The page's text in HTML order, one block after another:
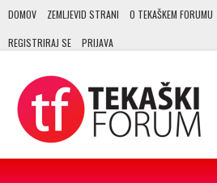
DOMOV ZEMLJEVID STRANI O TEKAŠKEM FORUMU
REGISTRIRAJ SE PRIJAVA